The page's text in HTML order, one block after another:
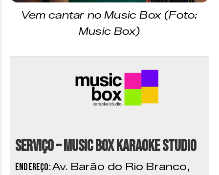
Vem cantar no Music Box (Foto:
Music Box)
Serviço – Music Box Karaoke Studio
Endereço:Av. Barão do Rio Branco,